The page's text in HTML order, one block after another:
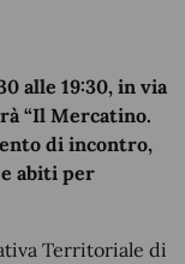
alle 19:30, in via
“Il Mercatino.
di incontro,
abiti per
Territoriale di